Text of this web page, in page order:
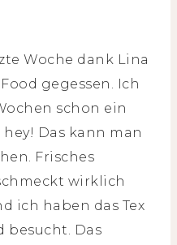
Woche dank Lina
gegessen. Ich
schon ein
Das kann man
Frisches
wirklich
ich haben das Tex
besucht. Das